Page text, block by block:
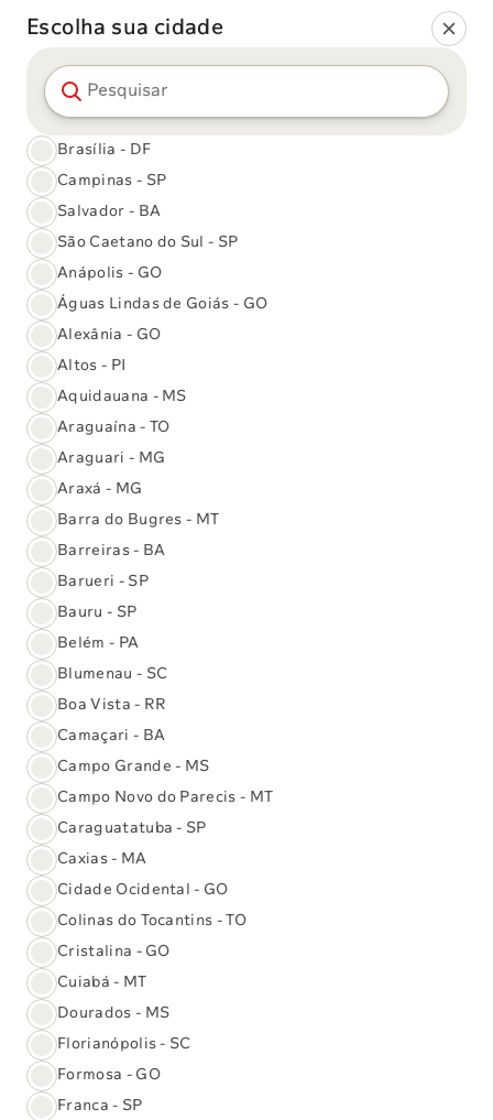
Sabin Genômica
Informações para a saúde e para a
vida
Exames genéticos
em poucos cliques
Exame genético que detecta mais de
Escolha sua cidade
Pesquisar cidade
Brasília - DF
Campinas - SP
Salvador - BA
São Caetano do Sul - SP
Anápolis - GO
Águas Lindas de Goiás - GO
Alexânia - GO
Altos - PI
Aquidauana - MS
Araguaína - TO
Araguari - MG
Araxá - MG
Barra do Bugres - MT
Barreiras - BA
Barueri - SP
Bauru - SP
Belém - PA
Blumenau - SC
Boa Vista - RR
Camaçari - BA
Campo Grande - MS
Campo Novo do Parecis - MT
Caraguatatuba - SP
Caxias - MA
Cidade Ocidental - GO
Colinas do Tocantins - TO
Cristalina - GO
Cuiabá - MT
Dourados - MS
Florianópolis - SC
Formosa - GO
Franca - SP